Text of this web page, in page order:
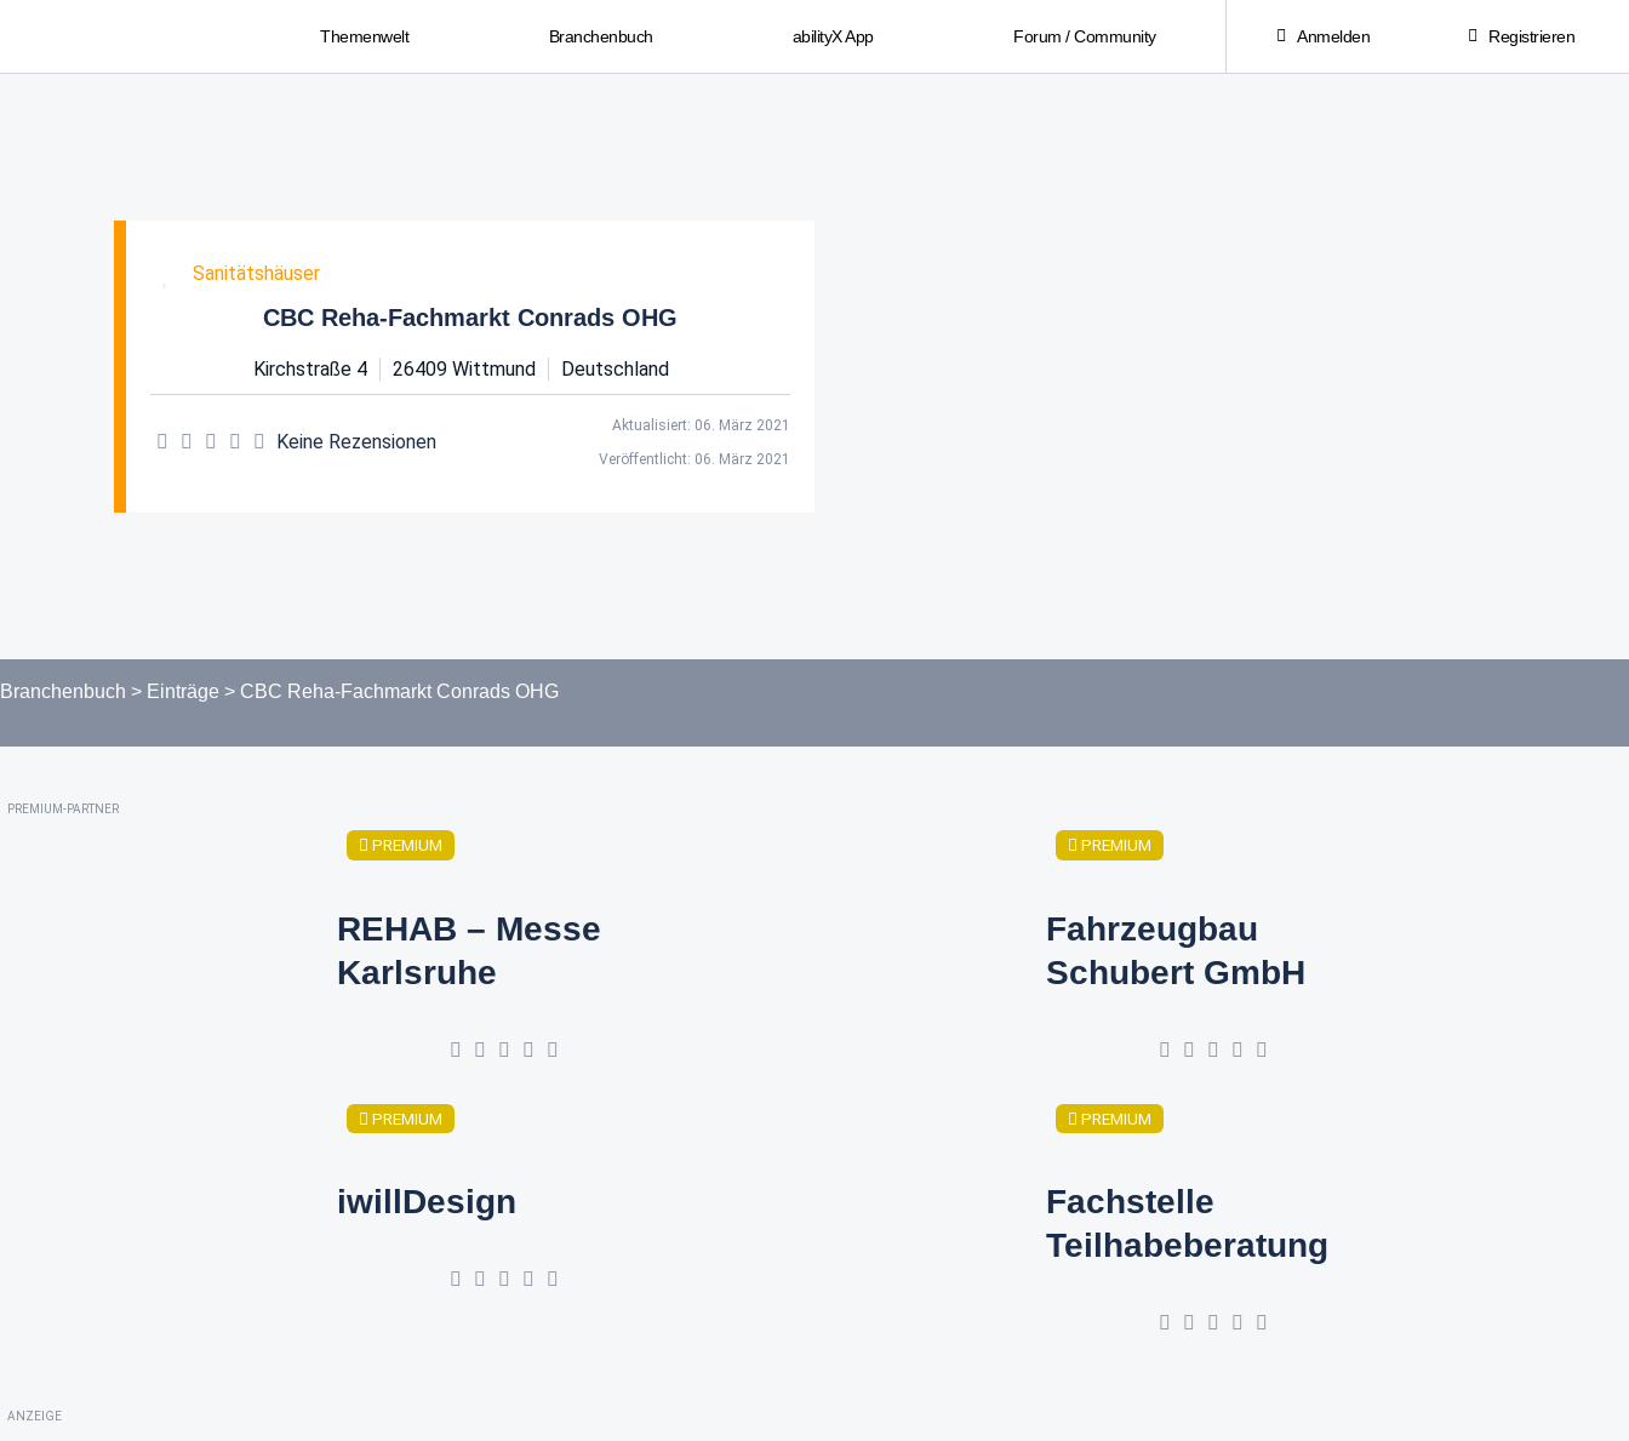
Themenwelt Branchenbuch abilityX App Forum / Community Anmelden Registrieren
Favorit
Sanitätshäuser
CBC Reha-Fachmarkt Conrads OHG
Kirchstraße 4 26409 Wittmund Deutschland
Keine Rezensionen
Aktualisiert: 06. März 2021
Veröffentlicht: 06. März 2021
Branchenbuch > Einträge > CBC Reha-Fachmarkt Conrads OHG
PREMIUM-PARTNER
PREMIUM
REHAB – Messe
Karlsruhe
PREMIUM
Fahrzeugbau
Schubert GmbH
PREMIUM
iwillDesign
PREMIUM
Fachstelle
Teilhabeberatung
ANZEIGE